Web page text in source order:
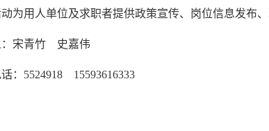
为用人单位及求职者提供政策宣传、岗位信息发布
宋青竹 史嘉伟
： 5524918 15593616333
泽县人力资源和